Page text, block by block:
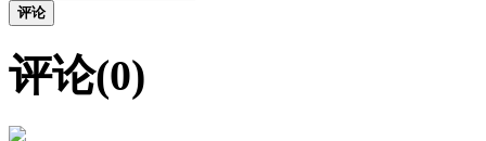
评论
评论(0)